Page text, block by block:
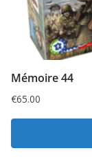
Mémoire 44
€65.00